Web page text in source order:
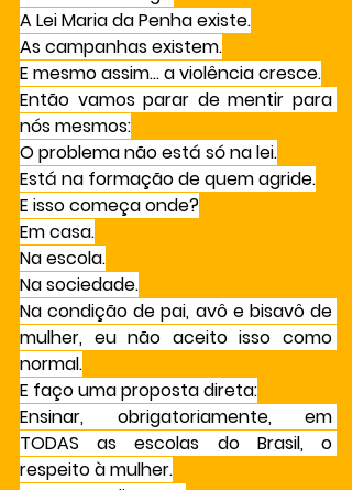
A Lei Maria da Penha existe.
As campanhas existem.
E mesmo assim… a violência cresce.
Então vamos parar de mentir para
nós mesmos:
O problema não está só na lei.
Está na formação de quem agride.
E isso começa onde?
Em casa.
Na escola.
Na sociedade.
Na condição de pai, avô e bisavô de
mulher, eu não aceito isso como
normal.
E faço uma proposta direta:
Ensinar, obrigatoriamente, em
TODAS as escolas do Brasil, o
respeito à mulher.